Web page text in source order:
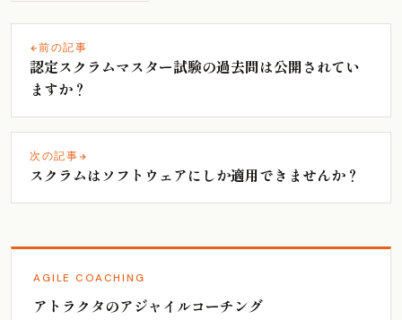
前の記事
認定スクラムマスター試験の過去問は公開されてい
ますか？
次の記事
スクラムはソフトウェアにしか適用できませんか？
AGILE COACHING
アトラクタのアジャイルコーチング